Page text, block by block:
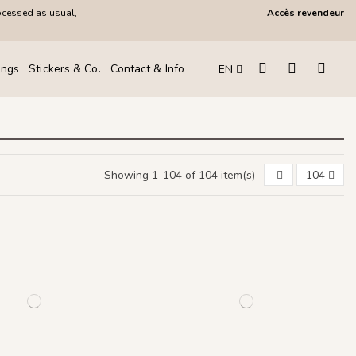
as usual,
Accès revendeur
Stickers & Co. Contact & Info EN
Showing 1-104 of 104 item(s) 104